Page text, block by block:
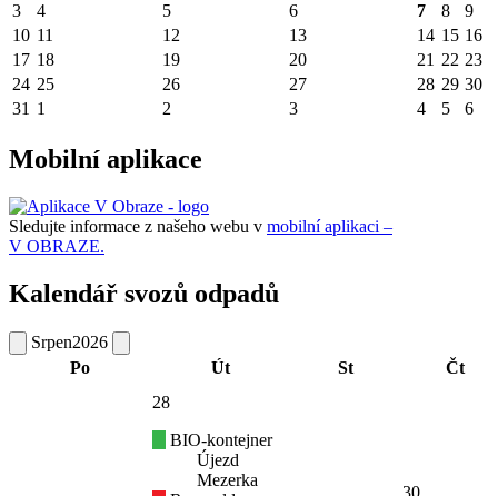
3 4 5 6 7 8
9
10 11 12 13 14 15 16
17 18 19 20 21 22 23
24 25 26 27 28 29 30
31 1 2 3 4 5 6
Mobilní aplikace
Sledujte informace z našeho webu v mobilní aplikaci –
V OBRAZE.
Kalendář svozů odpadů
Srpen2026
Po
Út St Čt
28
BIO-kontejner
Újezd
Mezerka
30